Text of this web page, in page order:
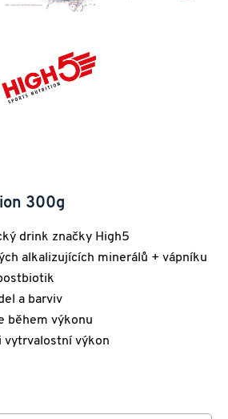
300g
drink značky High5
alkalizujících minerálů + vápníku
a barviv
během výkonu
vytrvalostní výkon